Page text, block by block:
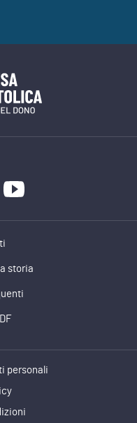
storia
personali